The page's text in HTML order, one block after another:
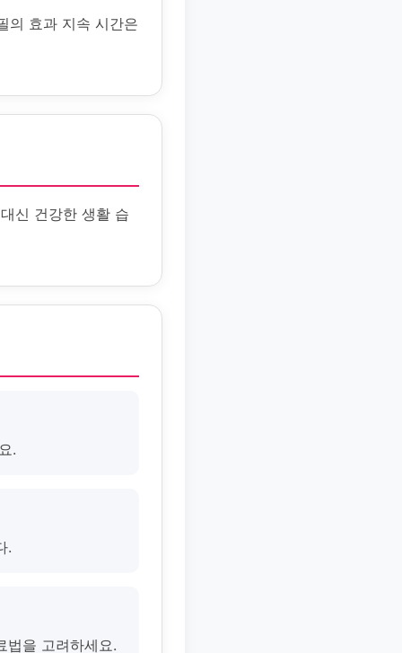
의 효과 지속 시간은
신 건강한 생활 습
.
.
법을 고려하세요.